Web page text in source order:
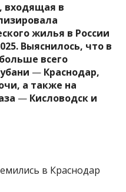
входящая в
жилья в России
Выяснилось, что в
всего
— Краснодар,
а также на
— Кисловодск и